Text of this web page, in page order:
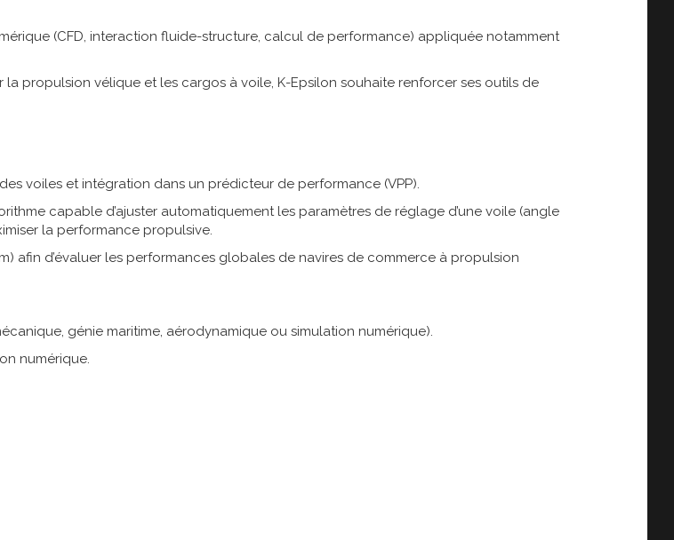
(CFD, interaction fluide-structure, calcul de performance) appliquée notamment
propulsion vélique et les cargos à voile, K-Epsilon souhaite renforcer ses outils de
voiles et intégration dans un prédicteur de performance (VPP).
capable d’ajuster automatiquement les paramètres de réglage d’une voile (angle
la performance propulsive.
afin d’évaluer les performances globales de navires de commerce à propulsion
génie maritime, aérodynamique ou simulation numérique).
numérique.